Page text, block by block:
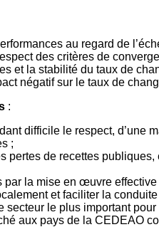
au regard de
des critères de
et la stabilité du taux de
négatif sur le taux de
:
difficile le respect, d’une
;
de recettes
la mise en œuvre
et faciliter la
le plus important
aux pays de la CEDEAO